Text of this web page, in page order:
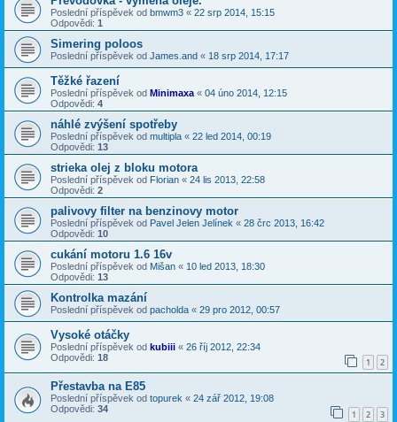
Poslední příspěvek od bmwm3 « 22 srp 2014, 15:15
Odpovědi: 1
Simering poloos
Poslední příspěvek od James.and « 18 srp 2014, 17:17
Těžké řazení
Poslední příspěvek od Minimaxa « 04 úno 2014, 12:15
Odpovědi: 4
náhlé zvýšení spotřeby
Poslední příspěvek od multipla « 22 led 2014, 00:19
Odpovědi: 13
strieka olej z bloku motora
Poslední příspěvek od Florian « 24 lis 2013, 22:58
Odpovědi: 2
palivovy filter na benzinovy motor
Poslední příspěvek od Pavel Jelen Jelínek « 28 črc 2013, 16:42
Odpovědi: 10
cukání motoru 1.6 16v
Poslední příspěvek od Mišan « 10 led 2013, 18:30
Odpovědi: 13
Kontrolka mazání
Poslední příspěvek od pacholda « 29 pro 2012, 00:57
Vysoké otáčky
Poslední příspěvek od kubiii « 26 říj 2012, 22:34
Odpovědi: 18 1 2
Přestavba na E85
Poslední příspěvek od topurek « 24 zář 2012, 19:08
Odpovědi: 34 1 2 3